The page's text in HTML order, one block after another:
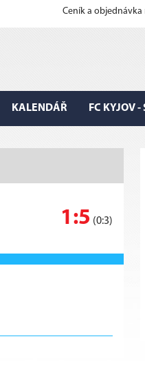
Ceník a objednávka
KALENDÁŘ FC KYJOV -
1:5 (0:3)